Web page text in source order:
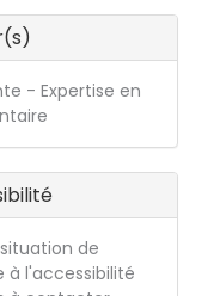
- Expertise en
de
à l'accessibilité